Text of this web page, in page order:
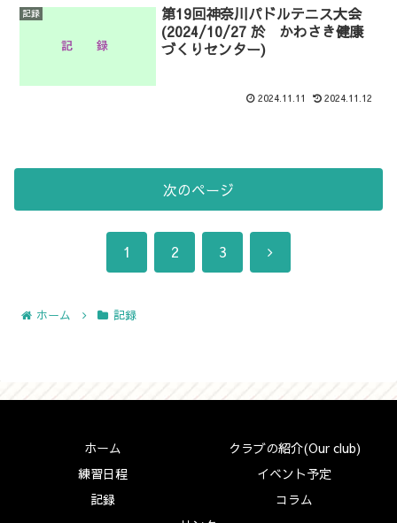
記録
第19回神奈川パドルテニス大会
(2024/10/27 於 かわさき健康
づくりセンター)
2024.11.11 2024.11.12
次のページ
1 2 3
次
ホーム 記録
ホーム
クラブの紹介(Our club)
練習日程
イベント予定
記録
コラム